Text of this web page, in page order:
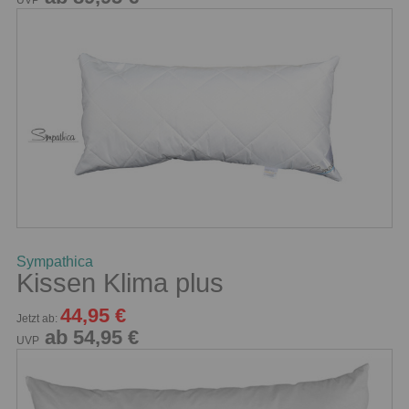
Sympathica
Kissen Klima plus
Jetzt ab: 44,95 €
UVP ab 54,95 €